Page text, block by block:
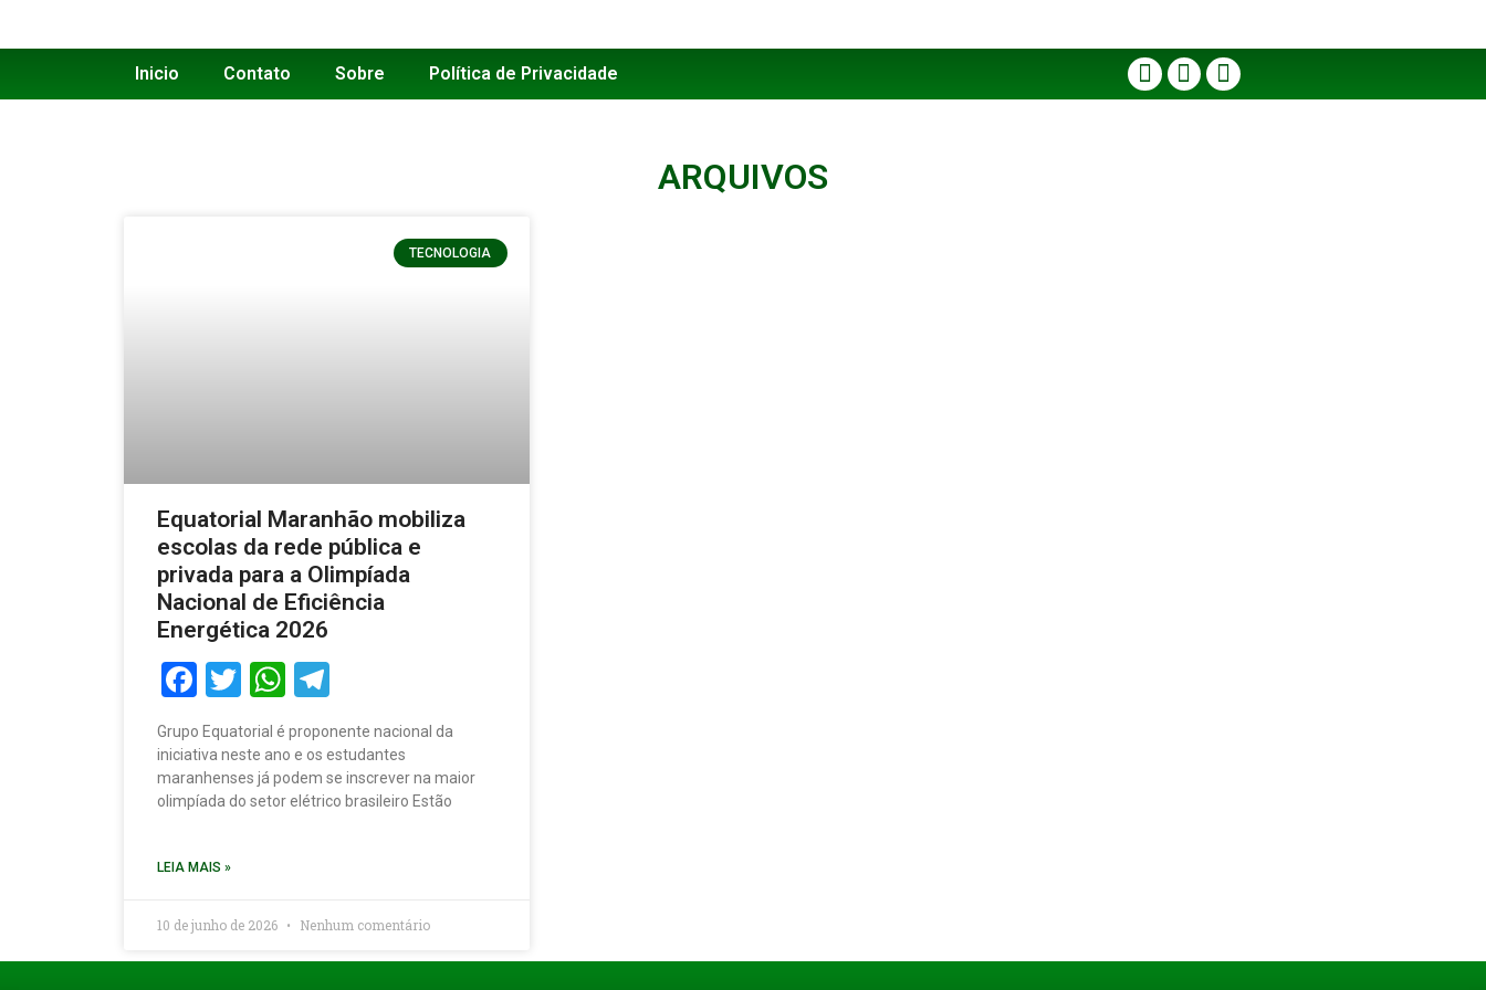
Inicio Contato Sobre Política de Privacidade
ARQUIVOS
TECNOLOGIA
Equatorial Maranhão mobiliza
escolas da rede pública e
privada para a Olimpíada
Nacional de Eficiência
Energética 2026
Facebook
TwitterWhatsApp
Grupo Equatorial é proponente nacional da
iniciativa neste ano e os estudantes
maranhenses já podem se inscrever na maior
olimpíada do setor elétrico brasileiro Estão
LEIA MAIS »
10 de junho de 2026 Nenhum comentário